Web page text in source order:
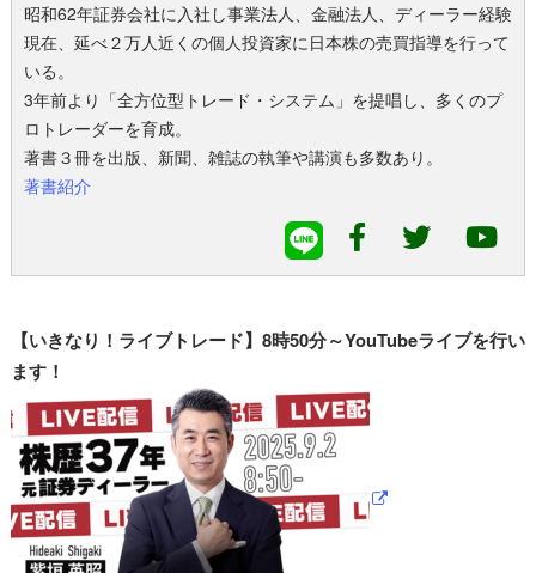
昭和62年証券会社に入社し事業法人、金融法人、ディーラー経験
現在、延べ２万人近くの個人投資家に日本株の売買指導を行って
いる。
3年前より「全方位型トレード・システム」を提唱し、多くのプ
ロトレーダーを育成。
著書３冊を出版、新聞、雑誌の執筆や講演も多数あり。
著書紹介
【いきなり！ライブトレード】8時50分～YouTubeライブを行い
ます！